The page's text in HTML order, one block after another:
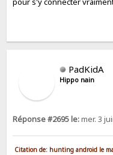
PadKidA
Hippo nain
Réponse #2695 le:mer. 3
Citation de: hunting android le